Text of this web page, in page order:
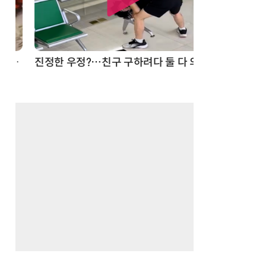
진정한 우정?…친구 구하려다 둘 다 의자 틈에 목이 낀 순간